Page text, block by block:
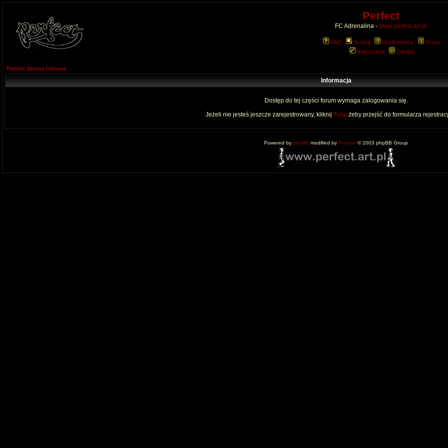
Perfect
FC Adrenalina - www.perfect.art.pl
FAQ Szukaj Użytkownicy
Grupy
Rejestracja
Zaloguj
Perfect Strona Główna
Informacja
Dostęp do tej części forum wymaga zalogowania się.
Jeżeli nie jesteś jeszcze zarejestrowany, kliknij Tutaj żeby przejść do formularza
Powered by phpBB modified by Przemo © 2003 phpBB Group